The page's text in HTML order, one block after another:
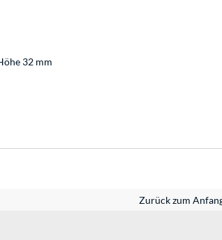
32 mm
Zurück zum